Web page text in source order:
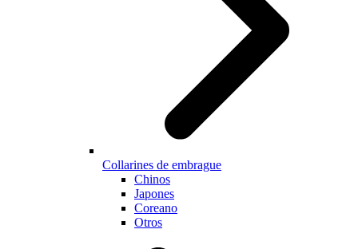
Collarines de embrague
Chinos
Japones
Coreano
Otros